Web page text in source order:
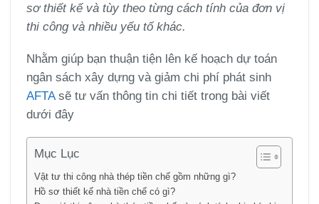
sơ thiết kế và tùy theo từng cách tính của đơn vị
thi công và nhiều yếu tố khác.
Nhằm giúp bạn thuận tiện lên kế hoạch dự toán
ngân sách xây dựng và giảm chi phí phát sinh
AFTAsẽ tư vấn thông tin chi tiết trong bài viết
dưới đây
Mục Lục
Vật tư thi công nhà thép tiền chế gồm những gì?
Hồ sơ thiết kế nhà tiền chế có gì?